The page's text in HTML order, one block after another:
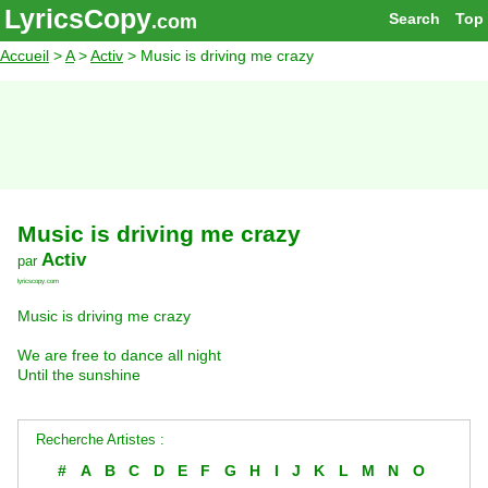
Top
Search
LyricsCopy.com
Accueil >A>Activ > Music is driving me crazy
Music is driving me crazy
par Activ
lyricscopy.com
Music is driving me crazy
We are free to dance all night
Until the sunshine
Recherche Artistes :
# A B C D E F G H I J K L M N
O